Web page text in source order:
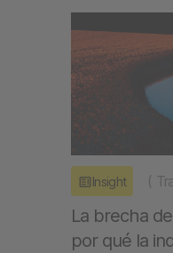
Insight (
La brecha
por qué la